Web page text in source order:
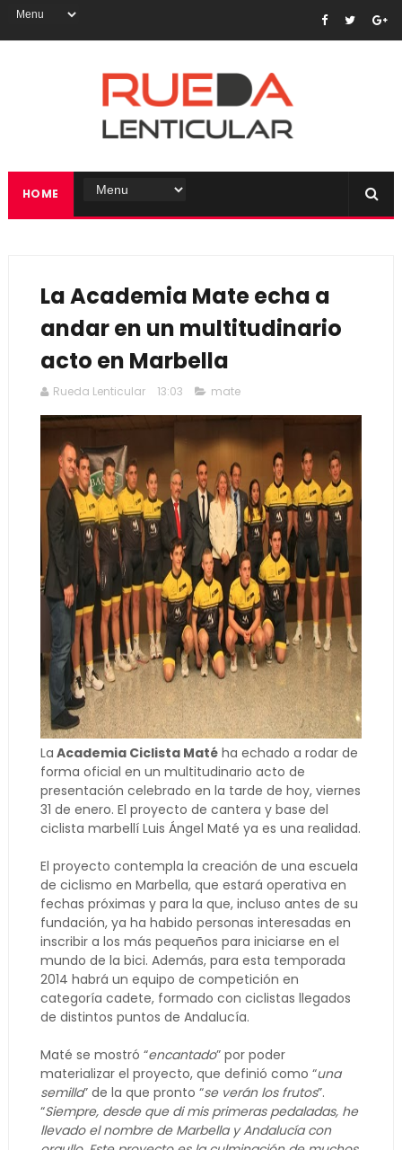
HOME
La Academia Mate echa a
andar en un multitudinario
acto en Marbella
Rueda Lenticular 13:03 mate
La Academia Ciclista Matéha echado a rodar de
forma oficial en un multitudinario acto de
presentación celebrado en la tarde de hoy, viernes
31 de enero. El proyecto de cantera y base del
ciclista marbellí Luis Ángel Maté ya es una realidad.
El proyecto contempla la creación de una escuela
de ciclismo en Marbella, que estará operativa en
fechas próximas y para la que, incluso antes de su
fundación, ya ha habido personas interesadas en
inscribir a los más pequeños para iniciarse en el
mundo de la bici. Además, para esta temporada
2014 habrá un equipo de competición en
categoría cadete, formado con ciclistas llegados
de distintos puntos de Andalucía.
Maté se mostró “encantado” por poder
materializar el proyecto, que definió como “una
semilla” de la que pronto “se verán los frutos”.
“Siempre, desde que di mis primeras pedaladas, he
llevado el nombre de Marbella y Andalucía con